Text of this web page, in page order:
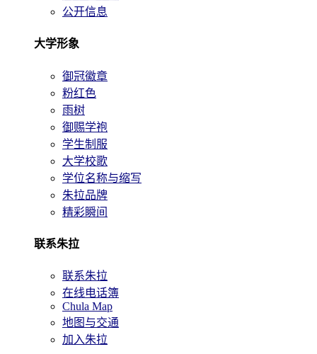
公开信息
大学形象
御冠徽章
粉红色
雨树
御赐学袍
学生制服
大学校歌
学位名称与缩写
朱拉品牌
精彩瞬间
联系朱拉
联系朱拉
在线电话簿
Chula Map
地图与交通
加入朱拉